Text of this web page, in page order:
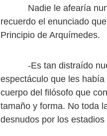
Nadie le afearía nunca
recuerdo el enunciado
Principio de Arquímedes.
-Es tan distraído
espectáculo que les
cuerpo del filósofo que
tamaño y forma. No toda
desnudos por los